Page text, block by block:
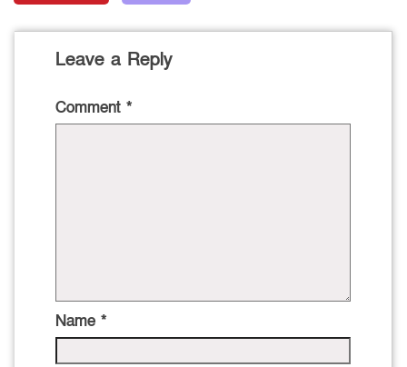
Leave a Reply
Comment *
Name *